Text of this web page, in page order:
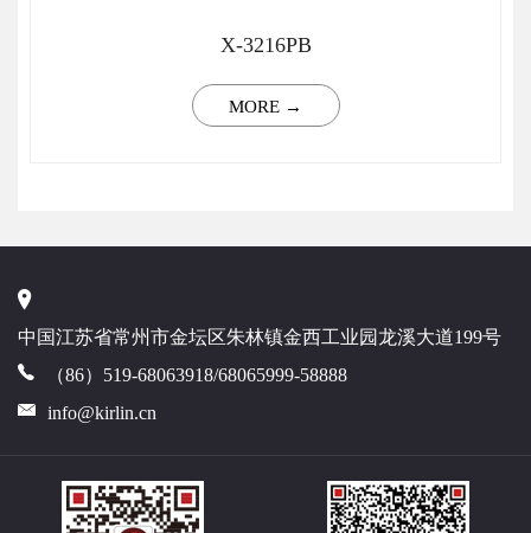
X-3216PB
MORE →
中国江苏省常州市金坛区朱林镇金西工业园龙溪大道199号
（86）519-68063918/68065999-58888
info@kirlin.cn